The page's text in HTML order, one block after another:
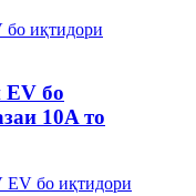
EV бо
10A то